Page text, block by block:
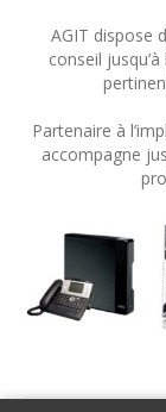
AGIT dispose
conseil
Partenaire à
accompagne